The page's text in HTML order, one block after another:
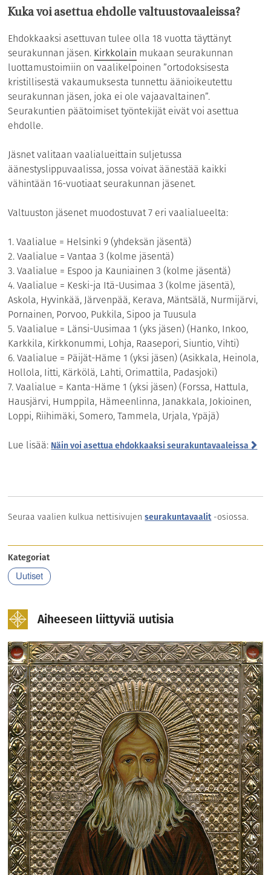
Kuka voi asettua ehdolle valtuustovaaleissa?
Ehdokkaaksi asettuvan tulee olla 18 vuotta täyttänyt
seurakunnan jäsen. Kirkkolain mukaan seurakunnan
luottamustoimiin on vaalikelpoinen ”ortodoksisesta
kristillisestä vakaumuksesta tunnettu äänioikeutettu
seurakunnan jäsen, joka ei ole vajaavaltainen”.
Seurakuntien päätoimiset työntekijät eivät voi asettua
ehdolle.
Jäsnet valitaan vaalialueittain suljetussa
äänestyslippuvaalissa, jossa voivat äänestää kaikki
vähintään 16-vuotiaat seurakunnan jäsenet.
Valtuuston jäsenet muodostuvat 7 eri vaalialueelta:
1. Vaalialue = Helsinki 9 (yhdeksän jäsentä)
2. Vaalialue = Vantaa 3 (kolme jäsentä)
3. Vaalialue = Espoo ja Kauniainen 3 (kolme jäsentä)
4. Vaalialue = Keski-ja Itä-Uusimaa 3 (kolme jäsentä),
Askola, Hyvinkää, Järvenpää, Kerava, Mäntsälä, Nurmijärvi,
Pornainen, Porvoo, Pukkila, Sipoo ja Tuusula
5. Vaalialue = Länsi-Uusimaa 1 (yks jäsen) (Hanko, Inkoo,
Karkkila, Kirkkonummi, Lohja, Raasepori, Siuntio, Vihti)
6. Vaalialue = Päijät-Häme 1 (yksi jäsen) (Asikkala, Heinola,
Hollola, Iitti, Kärkölä, Lahti, Orimattila, Padasjoki)
7. Vaalialue = Kanta-Häme 1 (yksi jäsen) (Forssa, Hattula,
Hausjärvi, Humppila, Hämeenlinna, Janakkala, Jokioinen,
Loppi, Riihimäki, Somero, Tammela, Urjala, Ypäjä)
Lue lisää: Näin voi asettua ehdokkaaksi seurakuntavaaleissa
Seuraa vaalien kulkua nettisivujenseurakuntavaalit-osiossa.
Kategoriat
Uutiset
Aiheeseen liittyviä uutisia